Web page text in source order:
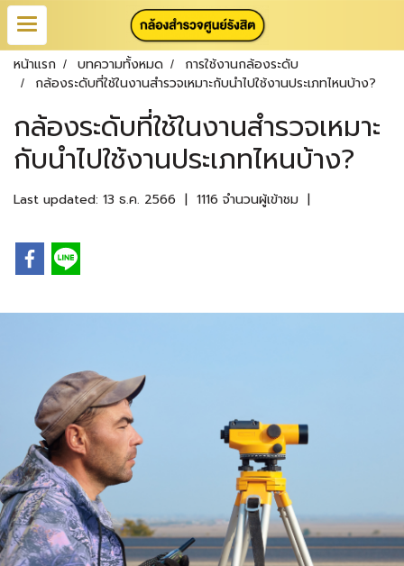
หน้าแรก บทความทั้งหมด
การใช้งานกล้องระดับ
กล้องระดับที่ใช้ในงานสำรวจเหมาะกับนำไปใช้งานประเภทไหนบ้าง?
กล้องระดับที่ใช้ในงานสำรวจเหมาะ
กับนำไปใช้งานประเภทไหนบ้าง?
Last updated: 13 ธ.ค. 2566 | 1116 จำนวนผู้เข้าชม |